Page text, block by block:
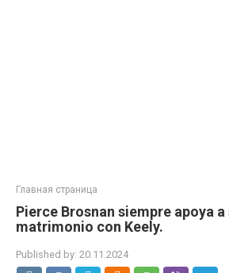
Главная страница
Pierce Brosnan siempre apoya a
matrimonio con Keely.
Published by: 20.11.2024